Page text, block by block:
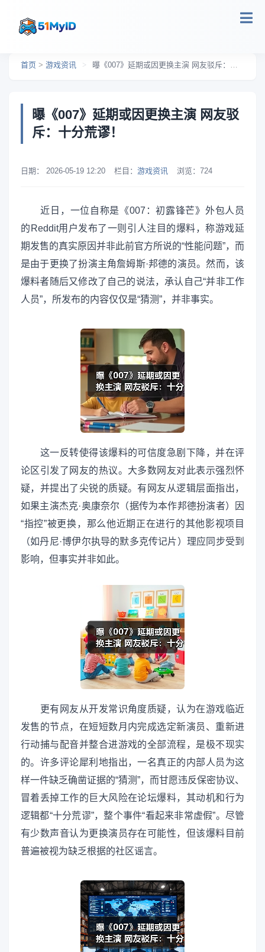
首页 > 游戏资讯 > 曝《007》延期或因更换主演 网友驳斥：十分荒谬！
曝《007》延期或因更换主演 网友驳
斥：十分荒谬！
日期： 2026-05-19 12:20 栏目： 游戏资讯 浏览： 724
近日，一位自称是《007：初露锋芒》外包人员
的Reddit用户发布了一则引人注目的爆料，称游戏延
期发售的真实原因并非此前官方所说的“性能问题”，而
是由于更换了扮演主角詹姆斯·邦德的演员。然而，该
爆料者随后又修改了自己的说法，承认自己“并非工作
人员”，所发布的内容仅仅是“猜测”，并非事实。
这一反转使得该爆料的可信度急剧下降，并在评
论区引发了网友的热议。大多数网友对此表示强烈怀
疑，并提出了尖锐的质疑。有网友从逻辑层面指出，
如果主演杰克·奥康奈尔（据传为本作邦德扮演者）因
“指控”被更换，那么他近期正在进行的其他影视项目
（如丹尼·博伊尔执导的默多克传记片）理应同步受到
影响，但事实并非如此。
更有网友从开发常识角度质疑，认为在游戏临近
发售的节点，在短短数月内完成选定新演员、重新进
行动捕与配音并整合进游戏的全部流程，是极不现实
的。许多评论犀利地指出，一名真正的内部人员为这
样一件缺乏确凿证据的“猜测”，而甘愿违反保密协议、
冒着丢掉工作的巨大风险在论坛爆料，其动机和行为
逻辑都“十分荒谬”，整个事件“看起来非常虚假”。尽管
有少数声音认为更换演员存在可能性，但该爆料目前
普遍被视为缺乏根据的社区谣言。